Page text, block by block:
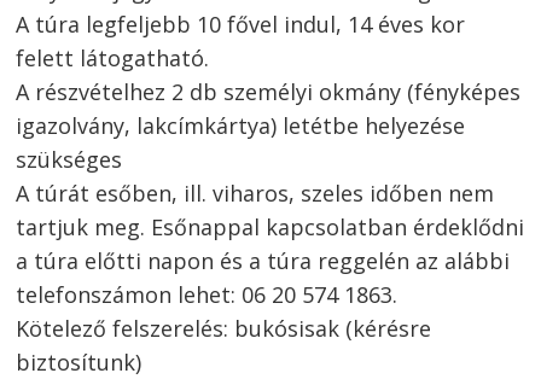
A túra legfeljebb 10 fővel indul, 14 éves kor
felett látogatható.
A részvételhez 2 db személyi okmány (fényképes
igazolvány, lakcímkártya) letétbe helyezése
szükséges
A túrát esőben, ill. viharos, szeles időben nem
tartjuk meg. Esőnappal kapcsolatban érdeklődni
a túra előtti napon és a túra reggelén az alábbi
telefonszámon lehet: 06 20 574 1863.
Kötelező felszerelés: bukósisak (kérésre
biztosítunk)